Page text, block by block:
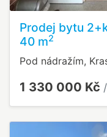
Prodej bytu
40 m2
Pod nádražím,
1 330 000 Kč